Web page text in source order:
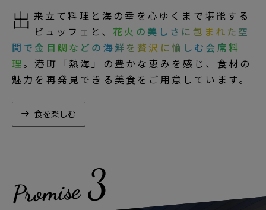
出 来立て料理と海の幸を心ゆくまで堪能する
ビュッフェと、 花火の美しさに包まれた空
間で金目鯛などの海鮮を贅沢に愉しむ会席料
理。港町「熱海」の豊かな恵みを感じ、食材の
魅力を再発見できる美食をご用意しています。
食を楽しむ
Promise 3